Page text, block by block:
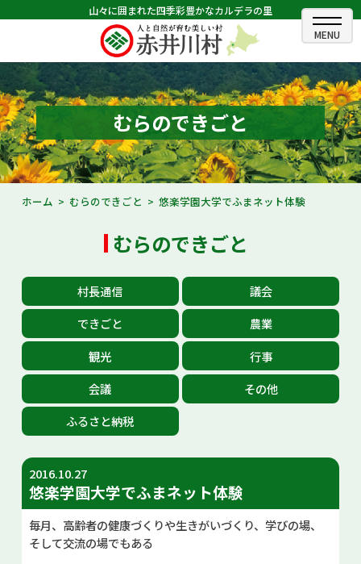
山々に囲まれた四季彩豊かなカルデラの里
ホーム
むらのできごと
むらのプロフィール
くらしの情報
観光・イベント情報
あかいがわ広報
お問い合せ
Select Language
むらのできごと
ホーム むらのできごと 悠楽学園大学でふまネット体験
むらのできごと
村長通信
議会
できごと
農業
観光
行事
会議
その他
ふるさと納税
2016.10.27
悠楽学園大学でふまネット体験
毎月、高齢者の健康づくりや生きがいづくり、学びの場、
そして交流の場でもある